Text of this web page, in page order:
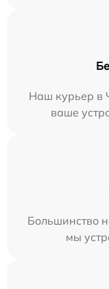
Наш курьер в
ваше
Большинство
мы